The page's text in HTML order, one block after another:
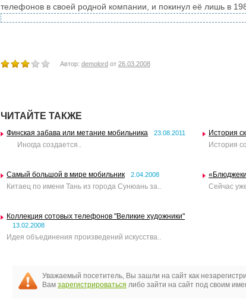
телефонов в своей родной компании, и покинул её лишь в
Автор: demolord от 26.03.2008
ЧИТАЙТЕ ТАКЖЕ
Финская забава или метание мобильника 23.08.2011
Иногда создается..
История
История
Самый большой в мире мобильник 2.04.2008
Китаец по имени Тань из города Сунюань за.. Сейчас
Коллекция сотовых телефонов "Великие художники"
13.02.2008
Идея объединения произведений искусства..
Уважаемый посетитель, Вы зашли на сайт как
Вам зарегистрироваться либо зайти на сайт под своим